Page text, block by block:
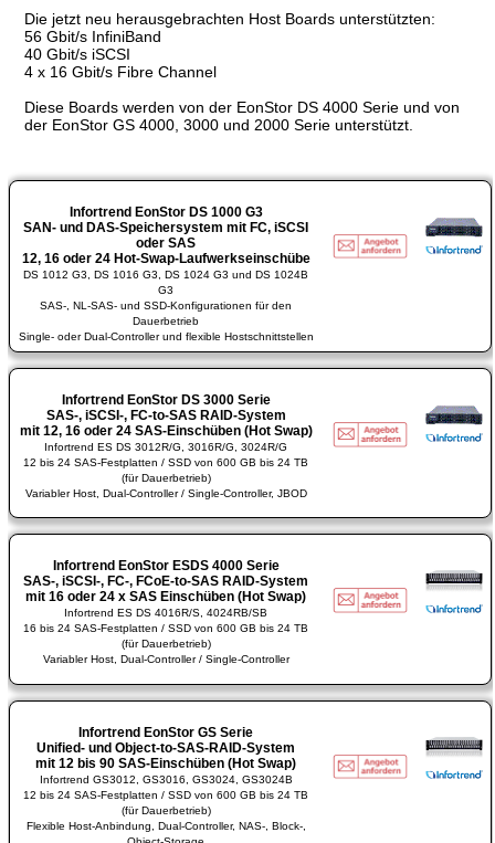
Die jetzt neu herausgebrachten Host Boards unterstützten:
56 Gbit/s InfiniBand
40 Gbit/s iSCSI
4 x 16 Gbit/s Fibre Channel
Diese Boards werden von der EonStor DS 4000 Serie und von
der EonStor GS 4000, 3000 und 2000 Serie unterstützt.
Infortrend EonStor DS 1000 G3
SAN- und DAS-Speichersystem mit FC, iSCSI
oder SAS
12, 16 oder 24 Hot-Swap-Laufwerkseinschübe
DS 1012 G3, DS 1016 G3, DS 1024 G3 und DS 1024B
G3
SAS-, NL-SAS- und SSD-Konfigurationen für den
Dauerbetrieb
Single- oder Dual-Controller und flexible Hostschnittstellen
Infortrend EonStor DS 3000 Serie
SAS-, iSCSI-, FC-to-SAS RAID-System
mit 12, 16 oder 24 SAS-Einschüben (Hot Swap)
Infortrend ES DS 3012R/G, 3016R/G, 3024R/G
12 bis 24 SAS-Festplatten / SSD von 600 GB bis 24 TB
(für Dauerbetrieb)
Variabler Host, Dual-Controller / Single-Controller, JBOD
Infortrend EonStor ESDS 4000 Serie
SAS-, iSCSI-, FC-, FCoE-to-SAS RAID-System
mit 16 oder 24 x SAS Einschüben (Hot Swap)
Infortrend ES DS 4016R/S, 4024RB/SB
16 bis 24 SAS-Festplatten / SSD von 600 GB bis 24 TB
(für Dauerbetrieb)
Variabler Host, Dual-Controller / Single-Controller
Infortrend EonStor GS Serie
Unified- und Object-to-SAS-RAID-System
mit 12 bis 90 SAS-Einschüben (Hot Swap)
Infortrend GS3012, GS3016, GS3024, GS3024B
12 bis 24 SAS-Festplatten / SSD von 600 GB bis 24 TB
(für Dauerbetrieb)
Flexible Host-Anbindung, Dual-Controller, NAS-, Block-,